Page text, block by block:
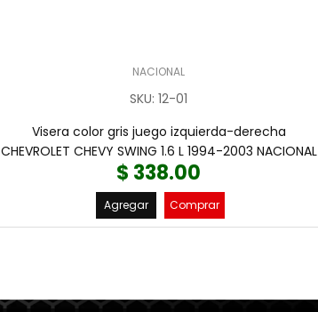
NACIONAL
SKU:12-01
Visera color gris juego izquierda-derecha
CHEVROLET CHEVY SWING 1.6 L 1994-2003 NACIONAL
$ 338.00
Agregar Comprar